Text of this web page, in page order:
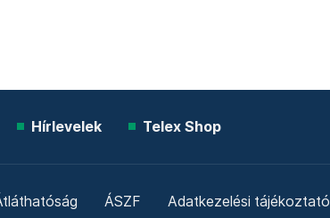
Hírlevelek Telex Shop
ÁSZF Adatkezelési tájékoztató